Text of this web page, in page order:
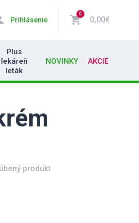
Prihlásenie shopping_cart
0
0,00€
Plus
lekáreň
leták
NOVINKY AKCIE
produkt